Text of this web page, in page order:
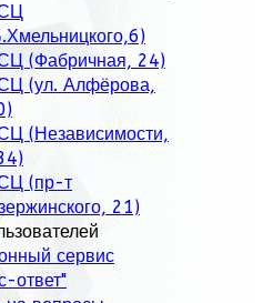
(Фабричная, 24)
(ул. Алфёрова,
(Независимости,
(пр-т
21)
сервис
ответ"